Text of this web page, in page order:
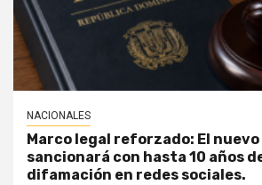
NACIONALES
Marco legal reforzado: El nuevo
sancionará con hasta 10 años
difamación en redes sociales.